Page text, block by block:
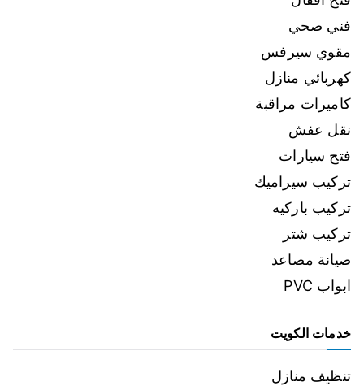
فني صحي
مقوي سيرفس
كهربائي منازل
كاميرات مراقبة
نقل عفش
فتح سيارات
تركيب سيراميك
تركيب باركيه
تركيب شتر
صيانة مصاعد
ابواب PVC
خدمات الكويت
تنظيف منازل